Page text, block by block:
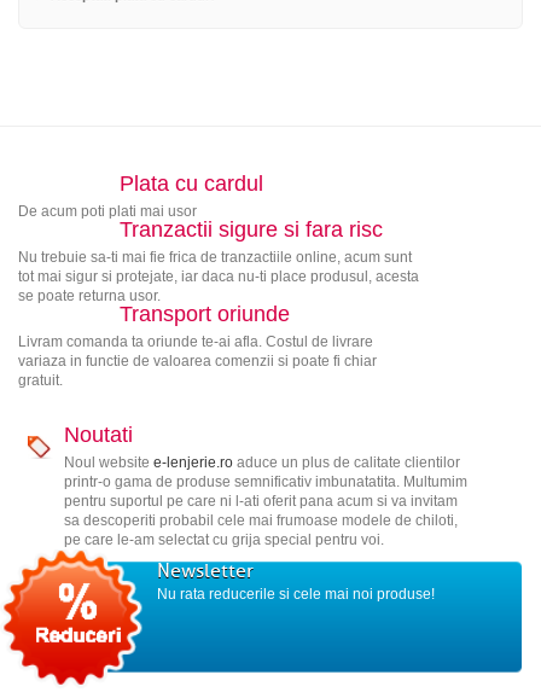
Plata cu cardul
De acum poti plati mai usor
Tranzactii sigure si fara risc
Nu trebuie sa-ti mai fie frica de tranzactiile online, acum sunt
tot mai sigur si protejate, iar daca nu-ti place produsul, acesta
se poate returna usor.
Transport oriunde
Livram comanda ta oriunde te-ai afla. Costul de livrare
variaza in functie de valoarea comenzii si poate fi chiar
gratuit.
Noutati
Noul website e-lenjerie.roaduce un plus de calitate clientilor
printr-o gama de produse semnificativ imbunatatita. Multumim
pentru suportul pe care ni l-ati oferit pana acum si va invitam
sa descoperiti probabil cele mai frumoase modele de chiloti,
pe care le-am selectat cu grija special pentru voi.
Newsletter
Nu rata reducerile si cele mai noi produse!